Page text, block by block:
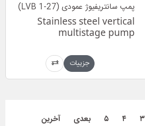
پمپ سانتریفیوژ عمودی (LVB 1-27)
Stainless steel vertical
multistage pump
جزییات
۳ ۴ ۵ بعدی آخرین